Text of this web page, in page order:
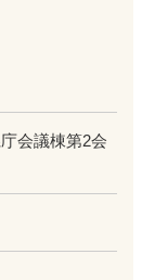
会議棟第2会